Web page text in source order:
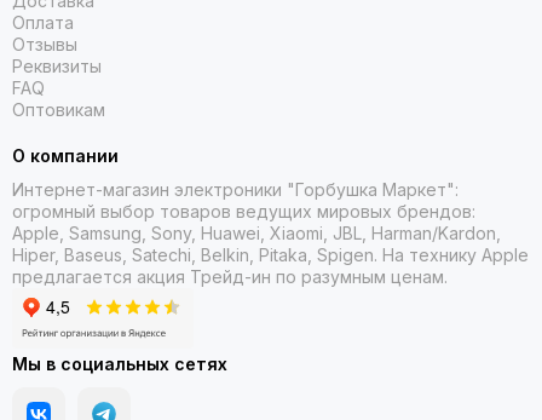
Оплата
Отзывы
Реквизиты
FAQ
Оптовикам
О компании
Интернет-магазин электроники "Горбушка Маркет":
огромный выбор товаров ведущих мировых брендов:
Apple, Samsung, Sony, Huawei, Xiaomi, JBL, Harman/Kardon,
Hiper, Baseus, Satechi, Belkin, Pitaka, Spigen. На технику Apple
предлагается акция Трейд-ин по разумным ценам.
Мы в социальных сетях